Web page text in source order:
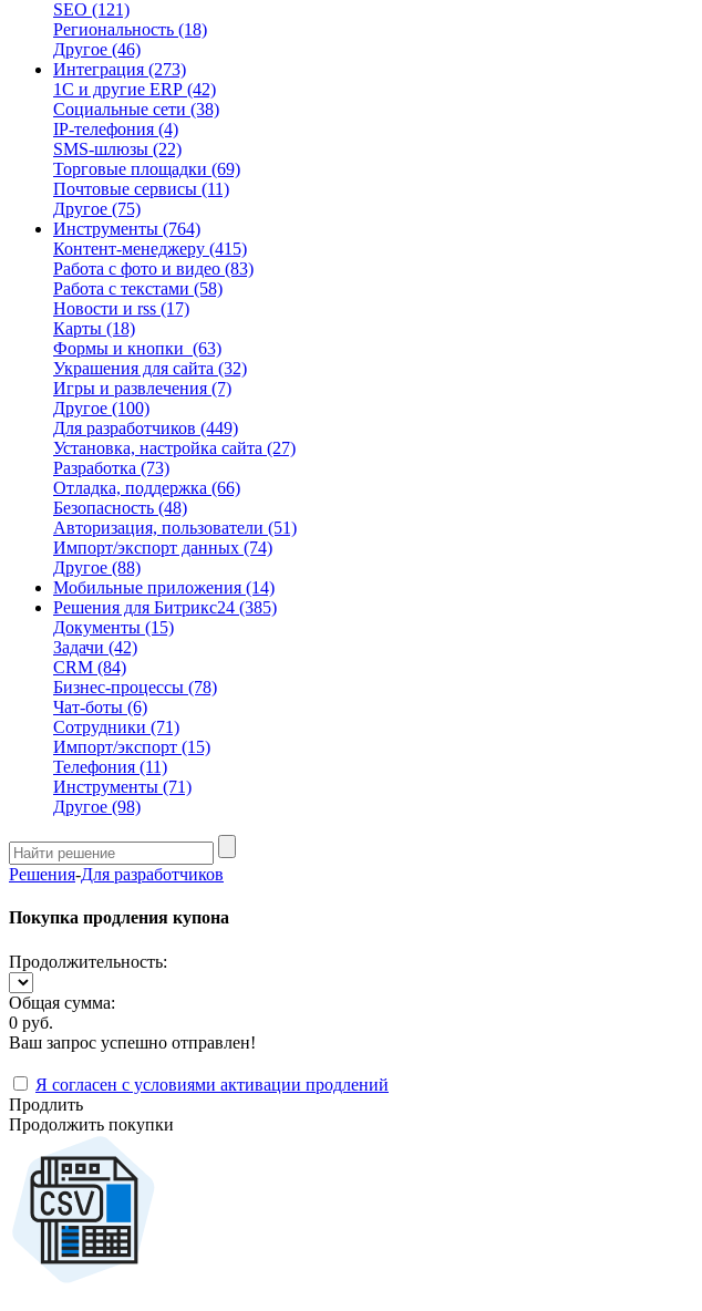
SEO (121)
Региональность (18)
Другое (46)
Интеграция (273)
1С и другие ERP (42)
Социальные сети (38)
IP-телефония (4)
SMS-шлюзы (22)
Торговые площадки (69)
Почтовые сервисы (11)
Другое (75)
Инструменты (764)
Контент-менеджеру (415)
Работа с фото и видео (83)
Работа с текстами (58)
Новости и rss (17)
Карты (18)
Формы и кнопки (63)
Украшения для сайта (32)
Игры и развлечения (7)
Другое (100)
Для разработчиков (449)
Установка, настройка сайта (27)
Разработка (73)
Отладка, поддержка (66)
Безопасность (48)
Авторизация, пользователи (51)
Импорт/экспорт данных (74)
Другое (88)
Мобильные приложения (14)
Решения для Битрикс24 (385)
Документы (15)
Задачи (42)
CRM (84)
Бизнес-процессы (78)
Чат-боты (6)
Сотрудники (71)
Импорт/экспорт (15)
Телефония (11)
Инструменты (71)
Другое (98)
Решения-Для разработчиков
Покупка продления купона
Продолжительность:
Общая сумма:
0 руб.
Ваш запрос успешно отправлен!
Я согласен с условиями активации продлений
Продлить
Продолжить покупки